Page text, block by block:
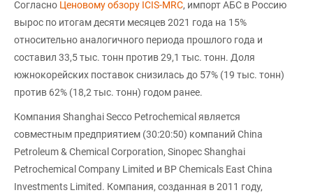
Согласно Ценовому обзору ICIS-MRC, импорт АБС в Россию
вырос по итогам десяти месяцев 2021 года на 15%
относительно аналогичного периода прошлого года и
составил 33,5 тыс. тонн против 29,1 тыс. тонн. Доля
южнокорейских поставок снизилась до 57% (19 тыс. тонн)
против 62% (18,2 тыс. тонн) годом ранее.
Компания Shanghai Secco Petrochemical является
совместным предприятием (30:20:50) компаний China
Petroleum & Chemical Corporation, Sinopec Shanghai
Petrochemical Company Limited и BP Chemicals East China
Investments Limited. Компания, созданная в 2011 году,